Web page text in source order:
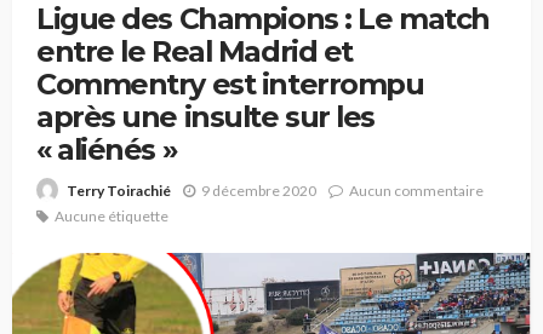
Ligue des Champions : Le match
entre le Real Madrid et
Commentry est interrompu
après une insulte sur les
« aliénés »
Terry Toirachié 9 décembre 2020
Aucun commentaire
Aucune étiquette